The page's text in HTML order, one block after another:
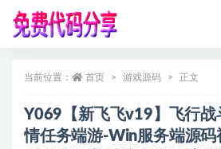
当前位置： 首页 游戏源码 正文
Y069【新飞飞v19】飞行战
情任务端游-Win服务端源码